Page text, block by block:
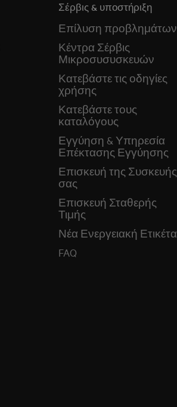
Σέρβις & υποστήριξη
Επίλυση προβλημάτων
Κέντρα Σέρβις
Μικροσυσυσκευών
Κατεβάστε τις οδηγίες
χρήσης
Κατεβάστε τους
καταλόγους
Εγγύηση & Υπηρεσία
Επέκτασης Εγγύησης
Επισκευή της Συσκευής
σας
Επισκευή Σταθερής
Τιμής
Νέα Ενεργειακή Ετικέτα
FAQ